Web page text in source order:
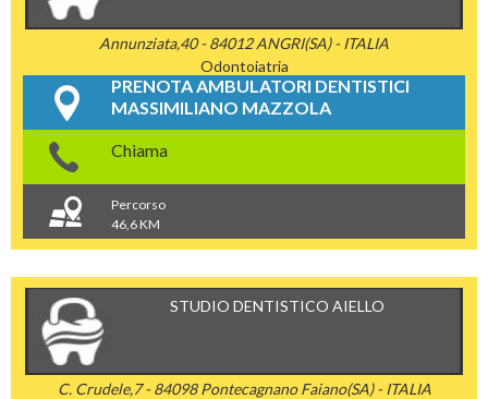
Annunziata,40 - 84012 ANGRI(SA) - ITALIA
Odontoiatria
PRENOTA AMBULATORI DENTISTICI
MASSIMILIANO MAZZOLA
Chiama
Percorso
46,6 KM
STUDIO DENTISTICO AIELLO
C. Crudele,7 - 84098 Pontecagnano Faiano(SA) - ITALIA